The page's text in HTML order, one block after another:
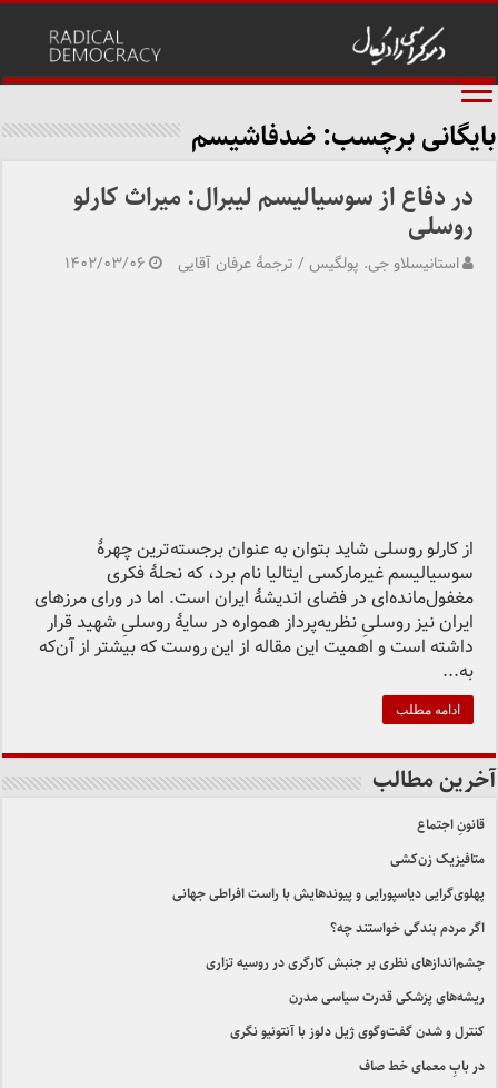
بایگانی برچسب:ضدفاشیسم
در دفاع از سوسیالیسم لیبرال: میراث کارلو
روسلی
استانیسلاو جی. پولگیس / ترجمهٔ عرفان آقایی ۱۴۰۲/۰۳/۰۶
از کارلو روسلی شاید بتوان به عنوان برجسته‌ترین چهرهٔ
سوسیالیسم غیرمارکسی ایتالیا نام برد، که نحلهٔ فکری
مغفول‌مانده‌ای در فضای اندیشهٔ ایران است. اما در ورای مرزهای
ایران نیز روسلیِ نظریه‌پرداز همواره در سایهٔ روسلیِ شهید قرار
داشته است و اهمیت این مقاله از این روست که بیشتر از آن‌که
به...
ادامه مطلب
آخرین مطالب
قانونِ اجتماع
متافیزیک زن‌کشی
پهلوی‌گرایی دیاسپورایی و پیوندهایش با راست افراطی جهانی
اگر مردم بندگی خواستند چه؟
چشم‌اندازهای نظری بر جنبش کارگری در روسیه تزاری
ریشه‌های پزشکی قدرت سیاسی مدرن
کنترل و شدن گفت‌وگوی ژیل دلوز با آنتونیو نگری
در بابِ معمای خط صاف